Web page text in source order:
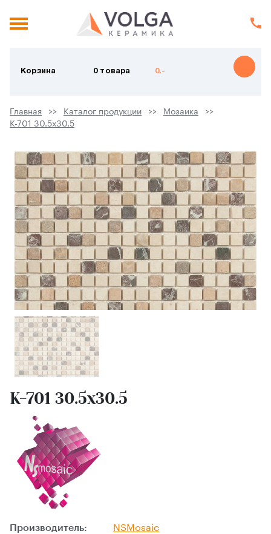
Корзина 0 товара 0.-
Главная Каталог продукции
Мозаика
K-701 30.5х30.5
K-701 30.5х30.5
Производитель: NSMosaic